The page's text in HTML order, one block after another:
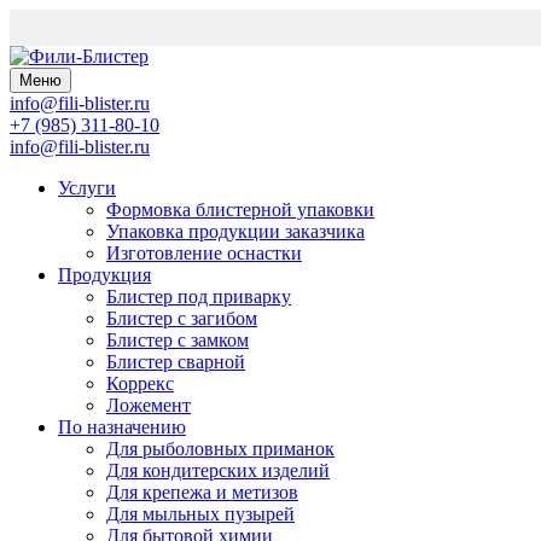
Меню
info@fili-blister.ru
+7 (985) 311-80-10
info@fili-blister.ru
Услуги
Формовка блистерной упаковки
Упаковка продукции заказчика
Изготовление оснастки
Продукция
Блистер под приварку
Блистер с загибом
Блистер с замком
Блистер сварной
Коррекс
Ложемент
По назначению
Для рыболовных приманок
Для кондитерских изделий
Для крепежа и метизов
Для мыльных пузырей
Для бытовой химии